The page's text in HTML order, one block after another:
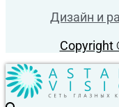
Дизайн и
Copyright